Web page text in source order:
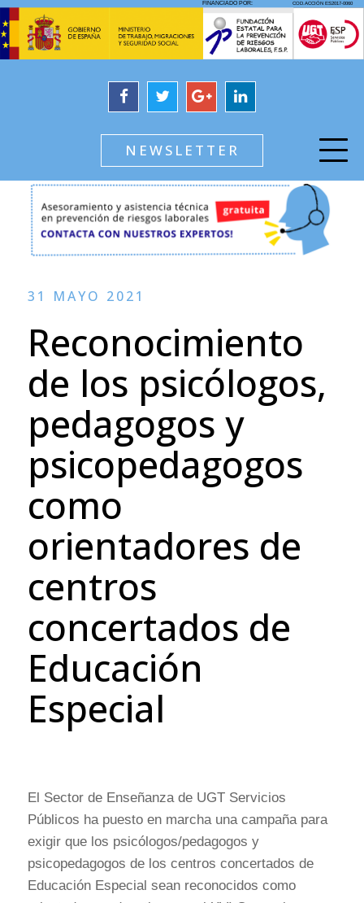
NEWSLETTER
31 MAYO 2021
Reconocimiento
de los psicólogos,
pedagogos y
psicopedagogos
como
orientadores de
centros
concertados de
Educación
Especial
El Sector de Enseñanza de UGT Servicios
Públicos ha puesto en marcha una campaña para
exigir que los psicólogos/pedagogos y
psicopedagogos de los centros concertados de
Educación Especial sean reconocidos como